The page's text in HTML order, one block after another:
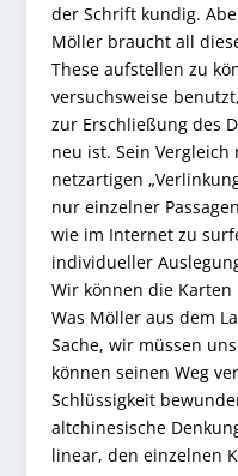
der Schrift kundig.
Möller braucht all
These aufstellen zu
versuchsweise
zur Erschließung des
neu ist. Sein
netzartigen
nur einzelner
wie im Internet zu
individueller
Wir können die Karten
Was Möller aus dem
Sache, wir müssen
können seinen Weg
Schlüssigkeit
altchinesische
linear, den einzelnen